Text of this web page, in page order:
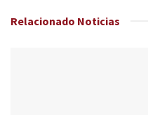
Relacionado Noticias